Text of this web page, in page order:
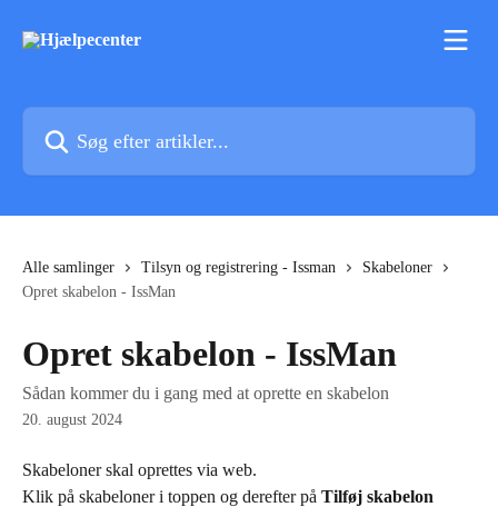
Alle samlinger Tilsyn og registrering - Issman
Skabeloner
Opret skabelon - IssMan
Opret skabelon - IssMan
Sådan kommer du i gang med at oprette en skabelon
20. august 2024
Skabeloner skal oprettes via web.
Klik på skabeloner i toppen og derefter på Tilføj skabelon